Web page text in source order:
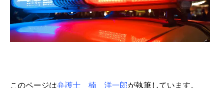
このページは弁護士 楠 洋一郎が執筆しています。